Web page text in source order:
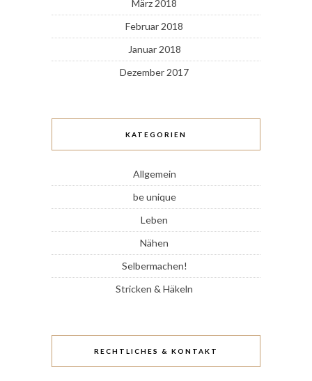
März 2018
Februar 2018
Januar 2018
Dezember 2017
KATEGORIEN
Allgemein
be unique
Leben
Nähen
Selbermachen!
Stricken & Häkeln
RECHTLICHES & KONTAKT